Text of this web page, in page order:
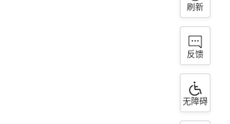
刷新
反馈
无障碍